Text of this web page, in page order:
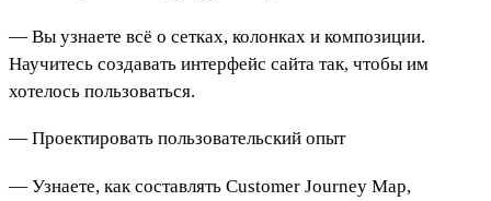
— Вы узнаете всё о сетках, колонках и композиции.
Научитесь создавать интерфейс сайта так, чтобы им
хотелось пользоваться.
— Проектировать пользовательский опыт
— Узнаете, как составлять Customer Journey Map,